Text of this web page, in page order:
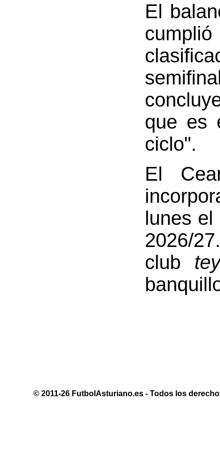
El
que es
ciclo".
El
lunes el
2026/
club
© 2011-26 FutbolAsturiano.es - Todos los